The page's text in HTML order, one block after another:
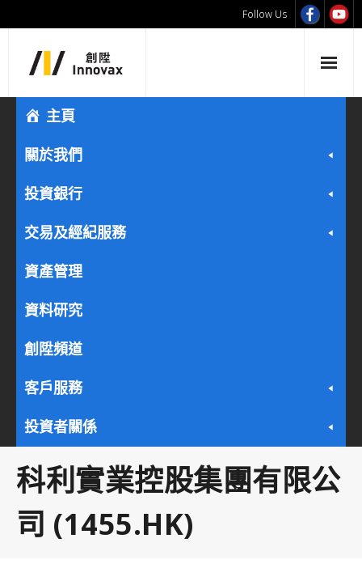
Follow Us
主頁
關於我們
投資銀行
交易及經紀服務
資產管理
資料研究
創陞頻道
客戶服務
投資者關係
科利實業控股集團有限公
司 (1455.HK)